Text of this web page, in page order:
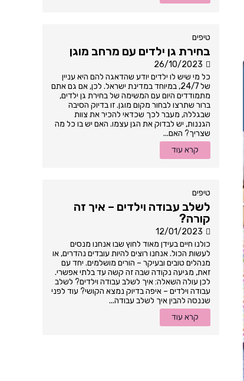
טיפים
בחירת גן ילדים עם מרחב מוגן
26/10/2023
כל מי שיש לו ילדים יודע שהדאגה להם היא עניין
של 24/7, במיוחד במדינת ישראל. לכן, אם גם אתם
מתמודדים היום עם המשימה של בחירת גן ילדים,
ברור שתרצו לבחור מקום מוגן. זו בדיוק הסיבה
שבגללה, מעבר לכך שכדאי להכיר את צוות
הגננות, יש לבדוק את הגן עצמו. האם יש בו כל מה
שצריך? האם...
קרא עוד
טיפים
לשלב עבודה וילדים – איך זה
קורה?
12/01/2023
כולנו חיים בעידן מאוד לחוץ שבו אנחנו מנסים
לעשות הכול. אנחנו רוצים להיות עובדים נהדרים, או
מנהלים טובים ובעיקר – הורים מושלמים. יחד עם
זאת, מגיעה נקודה שבה זה קשה עד בלתי אפשרי.
לכן עולה השאלה: איך לשלב עבודה וילדים? לשלב
עבודה וילדים – איפה בדיוק נמצא הקושי? עוד לפני
שננסה להבין איך לשלב עבודה...
קרא עוד